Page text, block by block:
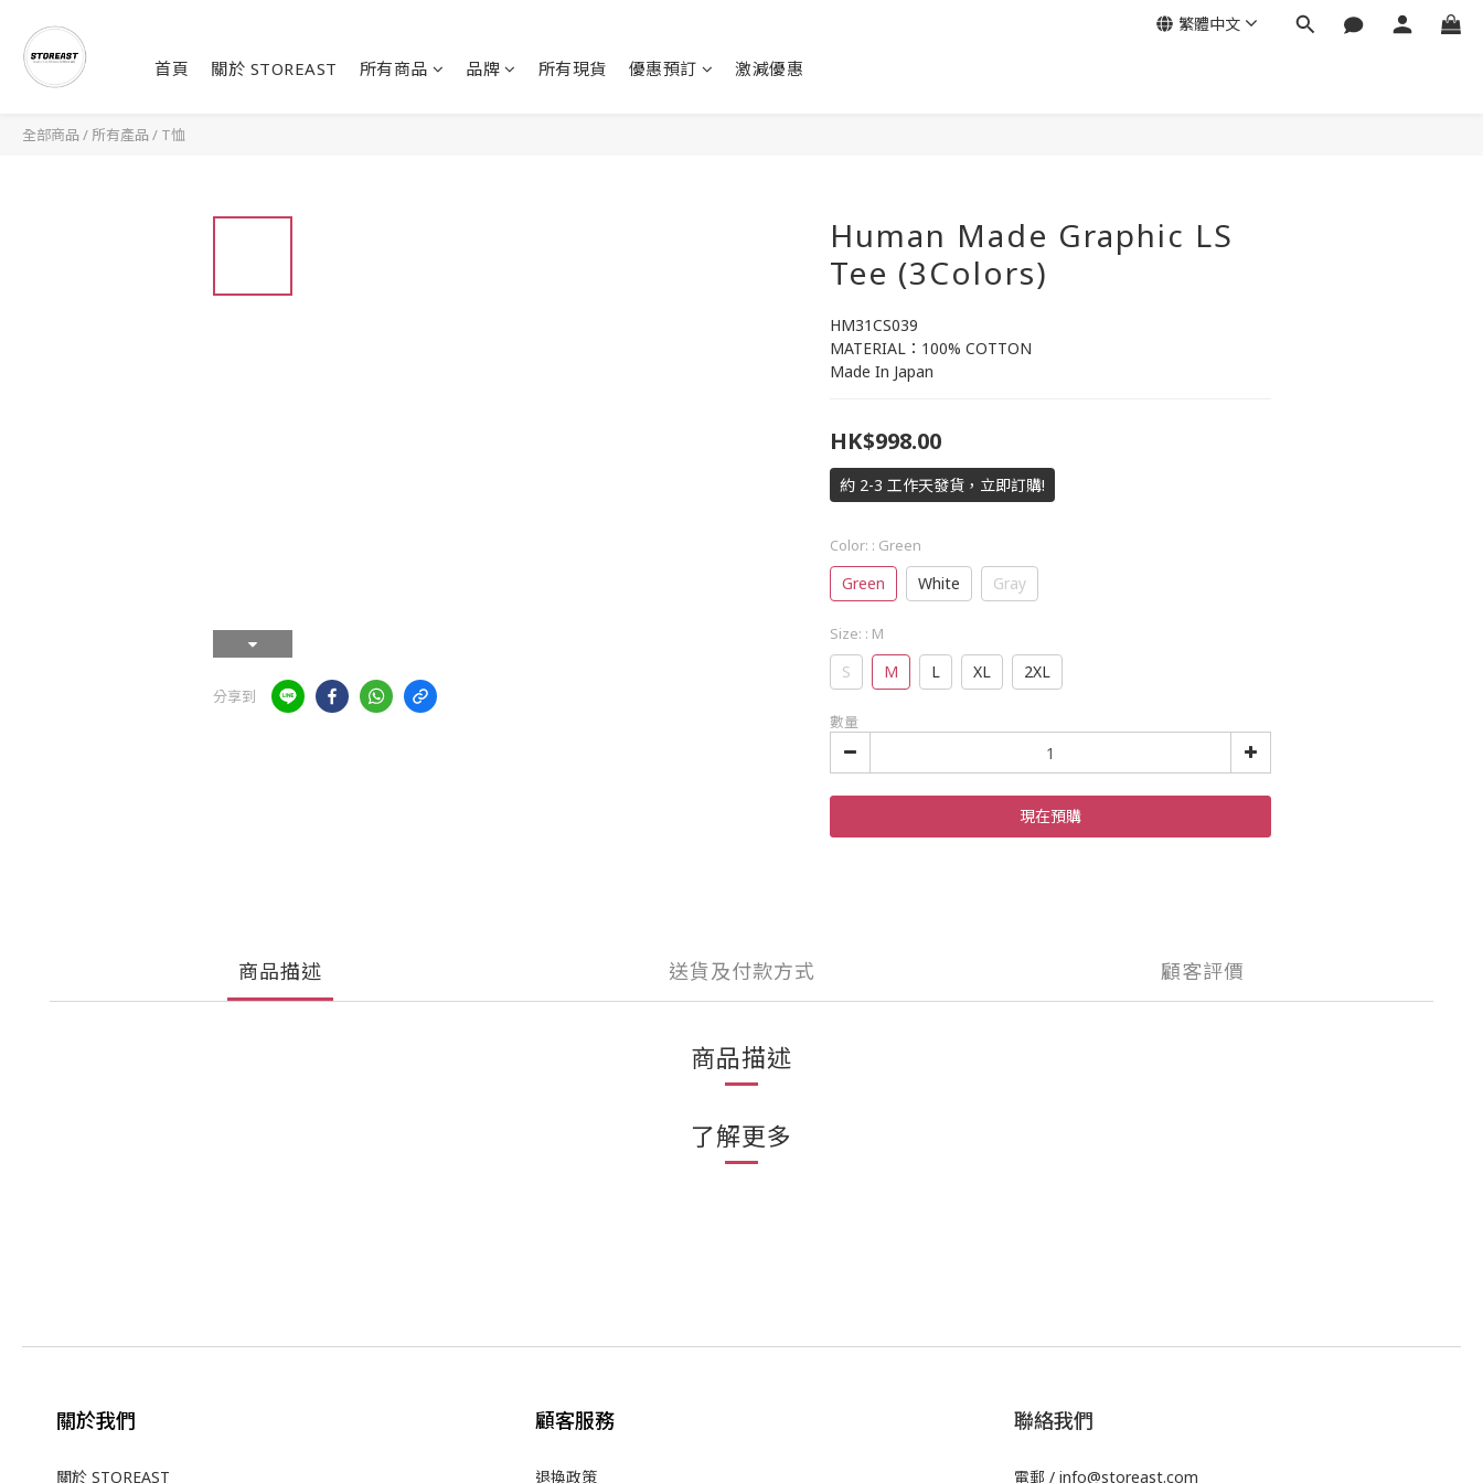
首頁 關於 STOREAST 所有商品 品牌 所有現貨 優惠預訂 激減優惠
繁體中文
全部商品 / 所有產品 / T恤
分享到
Human Made Graphic LS
Tee (3Colors)
HM31CS039
MATERIAL：100% COTTON
Made In Japan
HK$998.00
約 2-3 工作天發貨，立即訂購!
Color: : Green
Green White Gray
Size: : M
S M L XL 2XL
數量
現在預購
商品描述 送貨及付款方式 顧客評價
商品描述
了解更多
關於我們
關於 STOREAST
顧客服務
退換政策
聯絡我們
電郵 / info@storeast.com